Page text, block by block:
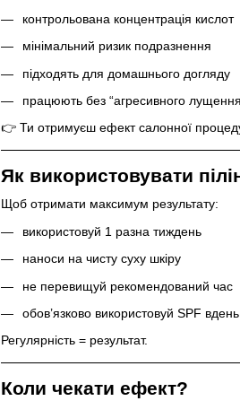
контрольована концентрація кислот
мінімальний ризик подразнення
підходять для домашнього догляду
працюють без “агресивного
👉 Ти отримуєш ефект салонної
Як використовувати
Щоб отримати максимум результату:
використовуй 1 разна тиждень
наноси на чисту суху шкіру
не перевищуй рекомендований час
обов’язково використовуй SPF вдень
Регулярність = результат.
Коли чекати ефект?